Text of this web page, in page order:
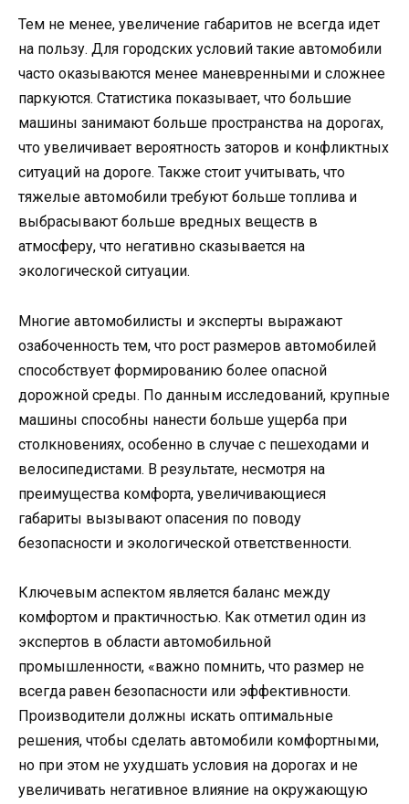
Тем не менее, увеличение габаритов не всегда идет
на пользу. Для городских условий такие автомобили
часто оказываются менее маневренными и сложнее
паркуются. Статистика показывает, что большие
машины занимают больше пространства на дорогах,
что увеличивает вероятность заторов и конфликтных
ситуаций на дороге. Также стоит учитывать, что
тяжелые автомобили требуют больше топлива и
выбрасывают больше вредных веществ в
атмосферу, что негативно сказывается на
экологической ситуации.
Многие автомобилисты и эксперты выражают
озабоченность тем, что рост размеров автомобилей
способствует формированию более опасной
дорожной среды. По данным исследований, крупные
машины способны нанести больше ущерба при
столкновениях, особенно в случае с пешеходами и
велосипедистами. В результате, несмотря на
преимущества комфорта, увеличивающиеся
габариты вызывают опасения по поводу
безопасности и экологической ответственности.
Ключевым аспектом является баланс между
комфортом и практичностью. Как отметил один из
экспертов в области автомобильной
промышленности, «важно помнить, что размер не
всегда равен безопасности или эффективности.
Производители должны искать оптимальные
решения, чтобы сделать автомобили комфортными,
но при этом не ухудшать условия на дорогах и не
увеличивать негативное влияние на окружающую